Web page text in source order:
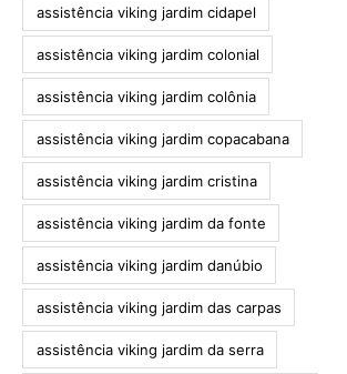
assistência viking jardim cidapel
assistência viking jardim colonial
assistência viking jardim colônia
assistência viking jardim copacabana
assistência viking jardim cristina
assistência viking jardim da fonte
assistência viking jardim danúbio
assistência viking jardim das carpas
assistência viking jardim da serra